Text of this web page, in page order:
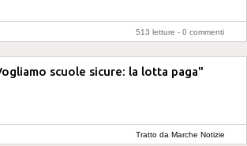
513 letture - 0 commenti
scuole sicure: la lotta paga"
Tratto da Marche Notizie